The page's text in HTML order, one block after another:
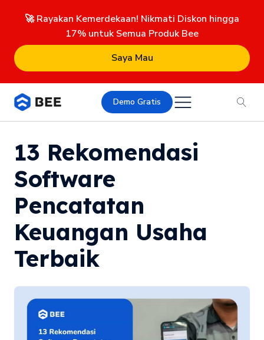
🚀 Rayakan Kemerdekaan! Nikmati Diskon hingga
17% untuk Semua Produk Bee
Saya Mau
Demo Gratis
13 Rekomendasi
Software
Pencatatan
Keuangan Usaha
Terbaik